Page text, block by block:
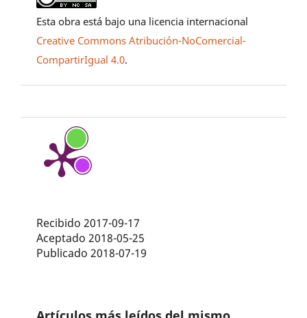
Esta obra está bajo una licencia internacional
Creative Commons Atribución-NoComercial-
CompartirIgual 4.0.
Recibido 2017-09-17
Aceptado 2018-05-25
Publicado 2018-07-19
Artículos más leídos del mismo